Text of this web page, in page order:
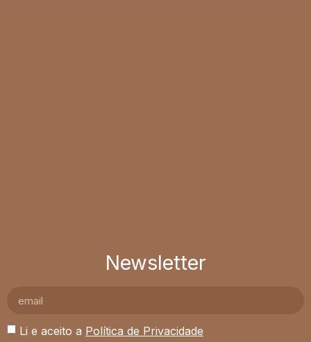
Newsletter
Li e aceito a Política de Privacidade